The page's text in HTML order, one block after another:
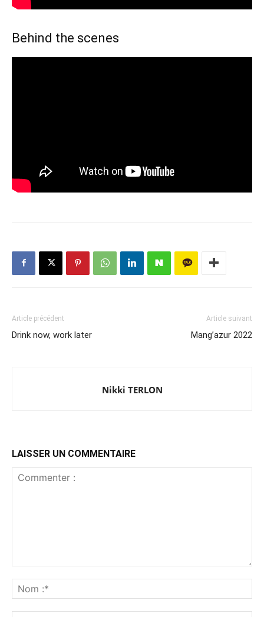
Behind the scenes
Article précédent
Drink now, work later
Article suivant
Mang’azur 2022
Nikki TERLON
LAISSER UN COMMENTAIRE